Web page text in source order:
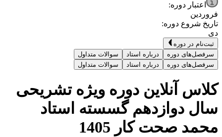
اعتبار دوره:
فروردین
تاریخ شروع دوره:
دی
ثبت‌نام در دوره
سرفصل‌های دوره
درباره استاد
سوالات متداول
سرفصل‌های دوره
درباره استاد سوالات متداول
کلاس آنلاین دوره ویژه تشریحی
سال دوازدهم گسسته استاد
محمد صحت کار 1405